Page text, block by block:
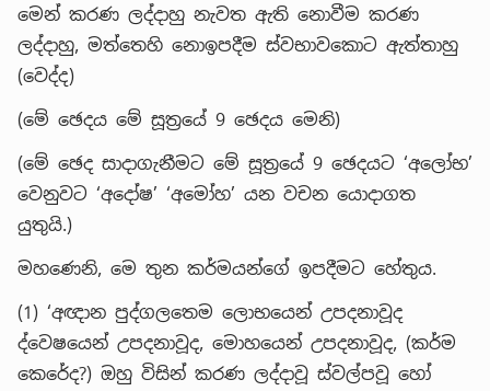
මෙන් කරණ ලද්දාහු නැවත ඇති නොවීම කරණ
ලද්දාහු, මත්තෙහි නොඉපදීම ස්වභාවකොට ඇත්තාහු
(වෙද්ද)
(මේ ඡෙදය මේ සූත්‍රයේ 9 ඡෙදය මෙනි)
(මේ ඡෙද සාදාගැනීමට මේ සූත්‍රයේ 9 ඡෙදයට ‘අලෝභ’
වෙනුවට ‘අදෝෂ’ ‘අමෝහ’ යන වචන යොදාගත
යුතුයි.)
මහණෙනි, මෙ තුන කර්මයන්ගේ ඉපදීමට හේතුය.
(1) ‘අඥාන පුද්ගලතෙම ලොභයෙන් උපදනාවූද
ද්වෙෂයෙන් උපදනාවූද, මොහයෙන් උපදනාවූද, (කර්ම
කෙරේද?) ඔහු විසින් කරණ ලද්දාවූ ස්වල්පවූ හෝ